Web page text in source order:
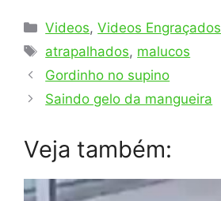
Categorias
Videos,Videos Engraçados
Tags
atrapalhados, malucos
Gordinho no supino
Saindo gelo da mangueira
Veja também: